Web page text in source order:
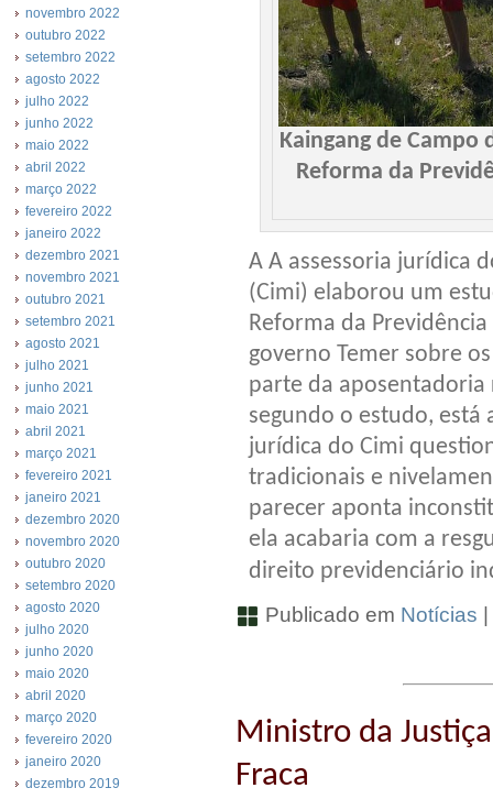
novembro 2022
outubro 2022
setembro 2022
agosto 2022
julho 2022
junho 2022
maio 2022
abril 2022
março 2022
fevereiro 2022
janeiro 2022
dezembro 2021
novembro 2021
outubro 2021
setembro 2021
agosto 2021
julho 2021
junho 2021
maio 2021
abril 2021
março 2021
fevereiro 2021
janeiro 2021
dezembro 2020
novembro 2020
outubro 2020
setembro 2020
agosto 2020
julho 2020
junho 2020
maio 2020
abril 2020
março 2020
fevereiro 2020
janeiro 2020
dezembro 2019
Kaingang de
Reforma da
A A assessoria jurídica
(Cimi) elaborou um
Reforma da
governo Temer sobre
parte da aposentadoria
segundo o estudo, está
jurídica do Cimi
tradicionais e
parecer aponta
ela acabaria com a
direito previdenciário
Publicado em Notícias |
Ministro da
Fraca